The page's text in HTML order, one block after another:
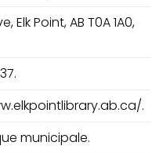
Elk Point, AB T0A 1A0,
.
municipale.